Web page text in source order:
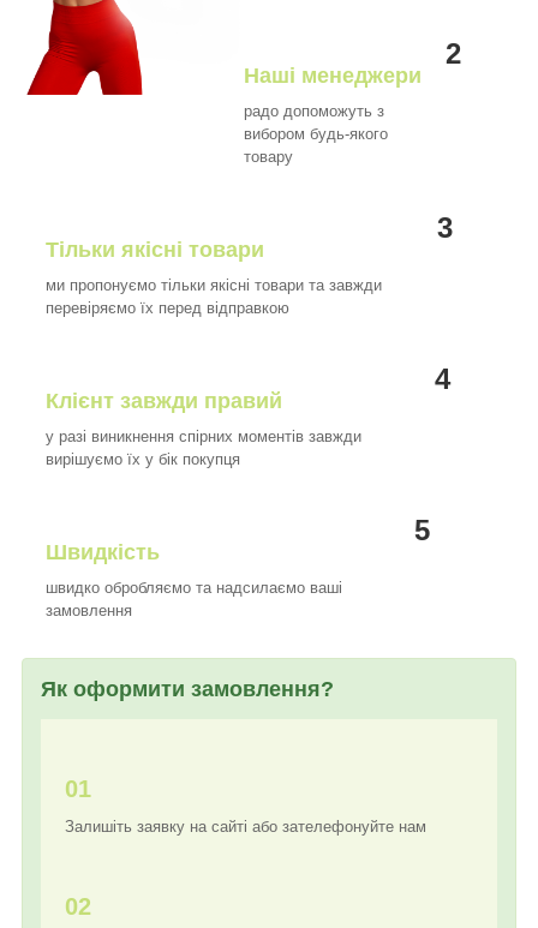
2
Наші менеджери
радо допоможуть з
вибором будь-якого
товару
3
Тільки якісні товари
ми пропонуємо тільки якісні товари та завжди
перевіряємо їх перед відправкою
4
Клієнт завжди правий
у разі виникнення спірних моментів завжди
вирішуємо їх у бік покупця
5
Швидкість
швидко обробляємо та надсилаємо ваші
замовлення
Як оформити замовлення?
01
Залишіть заявку на сайті або зателефонуйте нам
02